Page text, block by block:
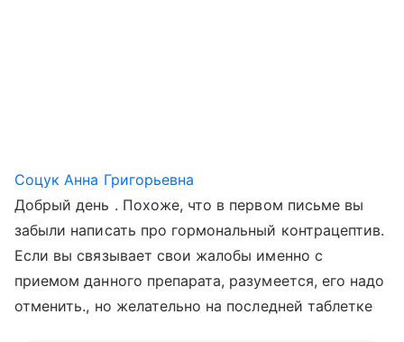
Соцук Анна Григорьевна
Добрый день . Похоже, что в первом письме вы
забыли написать про гормональный контрацептив.
Если вы связывает свои жалобы именно с
приемом данного препарата, разумеется, его надо
отменить., но желательно на последней таблетке